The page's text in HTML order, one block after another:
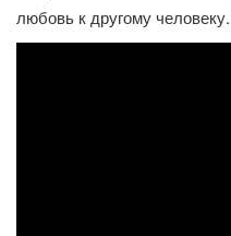
любовь к другому